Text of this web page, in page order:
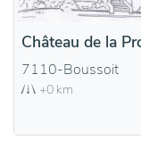
Château de la
7110-Boussoit
+0 km